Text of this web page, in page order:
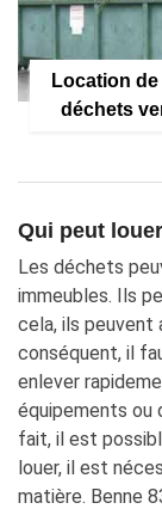
Location
déchets
Qui peut
Les déchets
immeubles. Ils
cela, ils peuvent
conséquent, il
enlever
équipements ou
fait, il est
louer, il est
matière. Benne